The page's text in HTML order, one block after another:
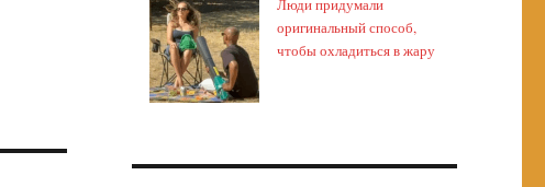
Люди придумали
оригинальный способ,
чтобы охладиться в жару